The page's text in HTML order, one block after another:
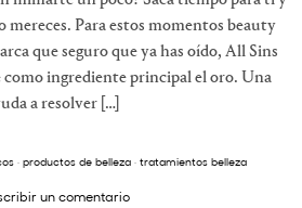
mereces. Para estos momentos beauty
que seguro que ya has oído, All Sins
ingrediente principal el oro. Una
a resolver […]
· productos de belleza· tratamientos belleza
un comentario